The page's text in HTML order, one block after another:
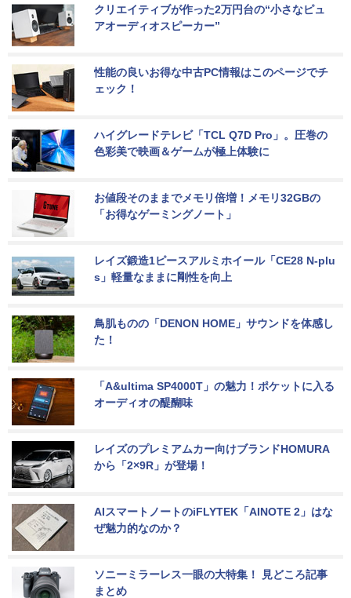
クリエイティブが作った2万円台の“小さなピュ
アオーディオスピーカー”
性能の良いお得な中古PC情報はこのページでチ
ェック！
ハイグレードテレビ「TCL Q7D Pro」。圧巻の
色彩美で映画＆ゲームが極上体験に
お値段そのままでメモリ倍増！メモリ32GBの
「お得なゲーミングノート」
レイズ鍛造1ピースアルミホイール「CE28 N-plu
s」軽量なままに剛性を向上
鳥肌ものの「DENON HOME」サウンドを体感し
た！
「A&ultima SP4000T」の魅力！ポケットに入る
オーディオの醍醐味
レイズのプレミアムカー向けブランドHOMURA
から「2×9R」が登場！
AIスマートノートのiFLYTEK「AINOTE 2」はな
ぜ魅力的なのか？
ソニーミラーレス一眼の大特集！ 見どころ記事
まとめ